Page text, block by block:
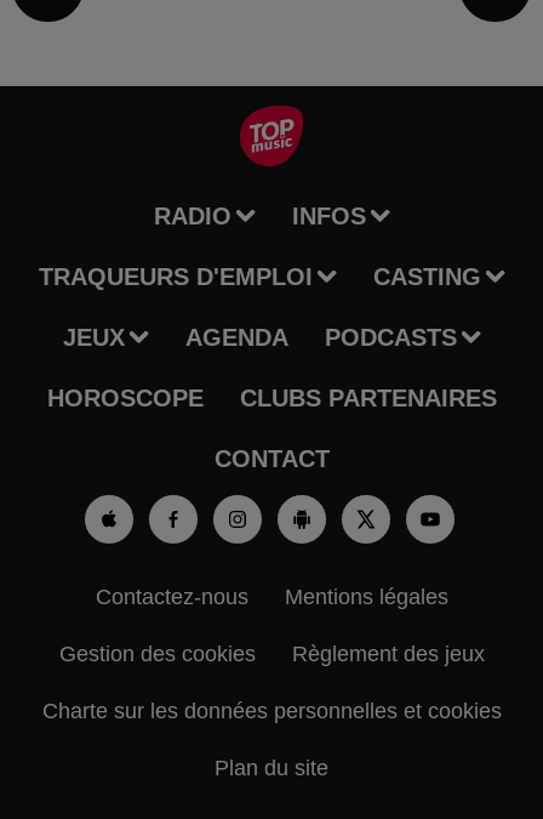
RADIO INFOS
TRAQUEURS D'EMPLOI CASTING
JEUX AGENDA PODCASTS
HOROSCOPE CLUBS PARTENAIRES
CONTACT
Contactez-nous Mentions légales
Gestion des cookies Règlement des jeux
Charte sur les données personnelles et cookies
Plan du site